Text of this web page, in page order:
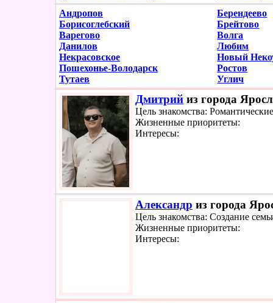
Андропов
Берендеево
Борисоглебский
Брейтово
Варегово
Волга
Данилов
Любим
Некрасовское
Новый
Пошехонье-Володарск
Ростов
Тутаев
Углич
Дмитрий из города
Цель знакомства:
Жизненные приоритеты:
Интересы:
Александр из города
Цель знакомства: Создание
Жизненные приоритеты:
Интересы: